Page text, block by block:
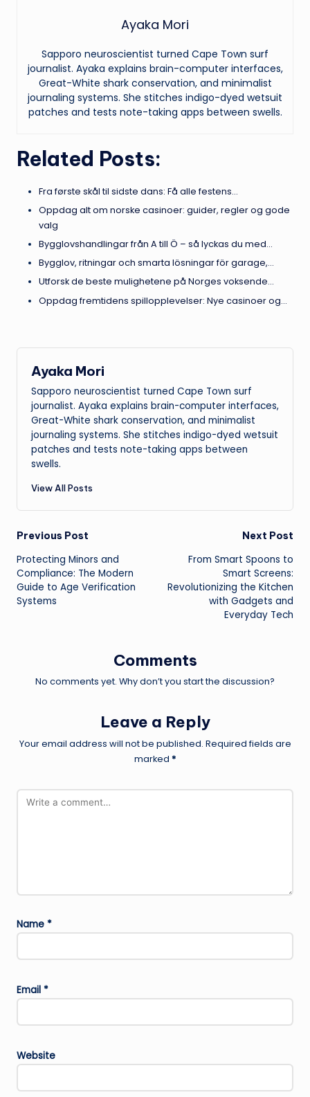
Ayaka Mori
Sapporo neuroscientist turned Cape Town surf
journalist. Ayaka explains brain-computer interfaces,
Great-White shark conservation, and minimalist
journaling systems. She stitches indigo-dyed wetsuit
patches and tests note-taking apps between swells.
Related Posts:
Fra første skål til sidste dans: Få alle festens…
Oppdag alt om norske casinoer: guider, regler og gode
valg
Bygglovshandlingar från A till Ö – så lyckas du med…
Bygglov, ritningar och smarta lösningar för garage,…
Utforsk de beste mulighetene på Norges voksende…
Oppdag fremtidens spillopplevelser: Nye casinoer og…
Ayaka Mori
Sapporo neuroscientist turned Cape Town surf
journalist. Ayaka explains brain-computer interfaces,
Great-White shark conservation, and minimalist
journaling systems. She stitches indigo-dyed wetsuit
patches and tests note-taking apps between
swells.
View All Posts
Post
navigation
Previous Post
Protecting Minors and
Compliance: The Modern
Guide to Age Verification
Systems
Next Post
From Smart Spoons to
Smart Screens:
Revolutionizing the Kitchen
with Gadgets and
Everyday Tech
Comments
No comments yet. Why don’t you start the discussion?
Leave a Reply
Your email address will not be published. Required fields are
marked *
Name *
Email *
Website